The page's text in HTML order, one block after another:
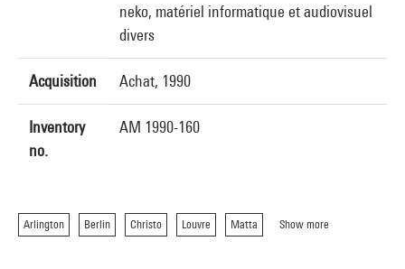
neko, matériel informatique et audiovisuel
divers
Acquisition Achat, 1990
Inventory
no.
AM 1990-160
Arlington Berlin Christo Louvre Matta Show more